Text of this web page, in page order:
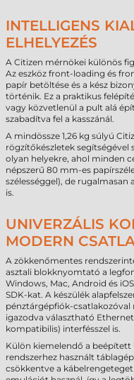
INTELLIGENS
ELHELYEZÉS
A Citizen mérnökei különös
Az eszköz front-loading és
papír betöltése és a kész
történik. Ez a praktikus
vagy közvetlenül a pult alá
szabadítva fel a kasszánál.
A mindössze 1,26 kg súlyú
rögzítőkészletek segítségével
olyan helyekre, ahol minden
népszerű 80 mm-es
szélességgel), de
is.
UNIVERZÁLIS
MODERN
A zökkenőmentes
asztali blokknyomtató a
Windows, Mac, Android és
SDK-kat. A készülék
pénztárgépfiók-csatlakozóval
igazodva választható
kompatibilis) interfésszel is.
Külön kiemelendő a beépített
rendszerhez használt
csökkentve a